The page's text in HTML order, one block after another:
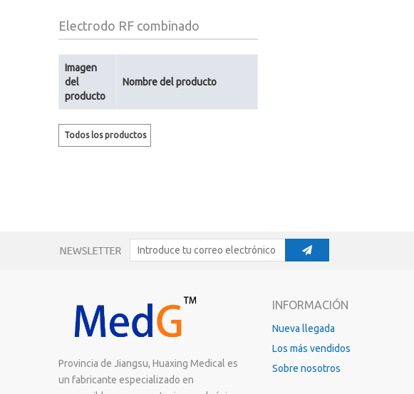
Electrodo RF combinado
Imagen
del
producto
Nombre del producto
Todos los productos
Provincia de Jiangsu, Huaxing Medical es
un fabricante especializado en
INFORMACIÓN
Nueva llegada
Los más vendidos
Sobre nosotros